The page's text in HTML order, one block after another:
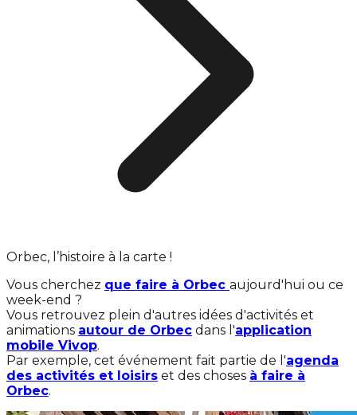
Orbec, l’histoire à la carte !
Vous cherchez que faire à Orbec aujourd'hui ou ce
week-end ?
Vous retrouvez plein d'autres idées d'activités et
animations autour de Orbec dans l'application
mobile Vivop.
Par exemple, cet événement fait partie de l'agenda
des activités et loisirs et des choses à faire à
Orbec.